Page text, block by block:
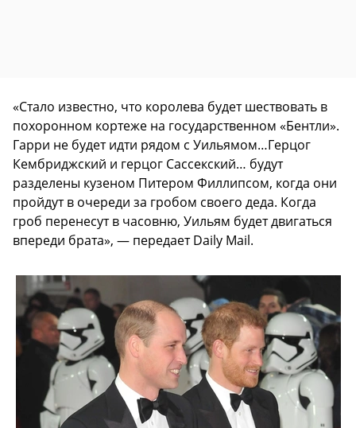
«Стало известно, что королева будет шествовать в
похоронном кортеже на государственном «Бентли».
Гарри не будет идти рядом с Уильямом…Герцог
Кембриджский и герцог Сассекский… будут
разделены кузеном Питером Филлипсом, когда они
пройдут в очереди за гробом своего деда. Когда
гроб перенесут в часовню, Уильям будет двигаться
впереди брата», — передает Daily Mail.